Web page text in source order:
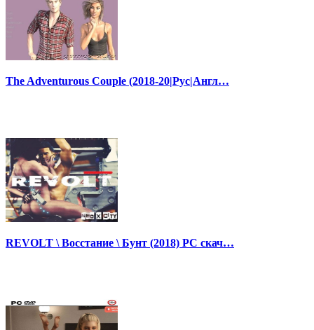
The Adventurous Couple (2018-20|Рус|Англ…
REVOLT \ Восстание \ Бунт (2018) PC скач…